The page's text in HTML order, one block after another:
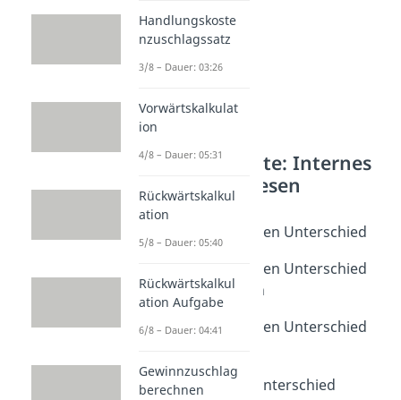
Weitere Inhalte: Internes
Rechnungswesen
Grundbegriffe
Aufwand und Kosten Unterschied
Dauer: 03:18
Aufwand und Kosten Unterschied
Verständnisfragen
Dauer: 04:24
Aufwand und Kosten Unterschied
Dauer: 03:40
Ertrag und Erlös Unterschied
Handlungskoste
nzuschlagssatz
3/8 – Dauer: 03:26
Vorwärtskalkulat
ion
4/8 – Dauer: 05:31
Rückwärtskalkul
ation
5/8 – Dauer: 05:40
Rückwärtskalkul
ation Aufgabe
6/8 – Dauer: 04:41
Gewinnzuschlag
berechnen